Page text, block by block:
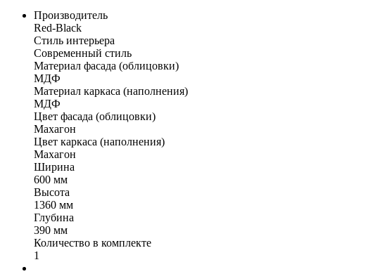
Производитель
Red-Black
Стиль интерьера
Современный стиль
Материал фасада (облицовки)
МДФ
Материал каркаса (наполнения)
МДФ
Цвет фасада (облицовки)
Махагон
Цвет каркаса (наполнения)
Махагон
Ширина
600 мм
Высота
1360 мм
Глубина
390 мм
Количество в комплекте
1